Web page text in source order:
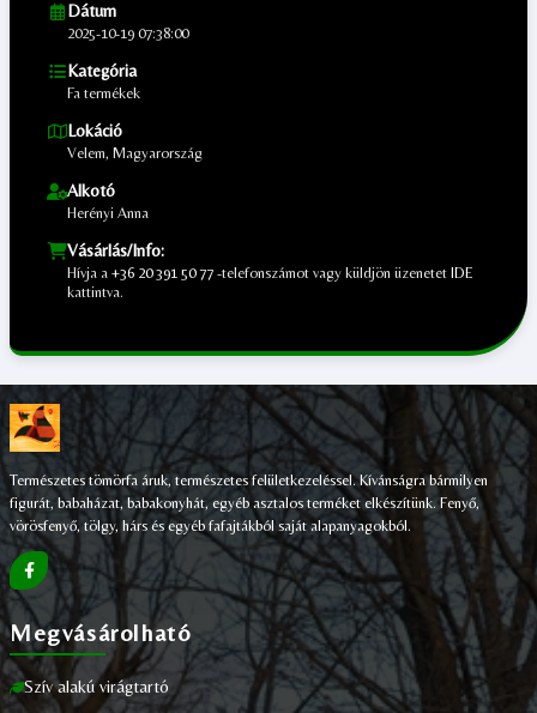
Dátum
2025-10-19 07:38:00
Kategória
Fa termékek
Lokáció
Velem, Magyarország
Alkotó
Herényi Anna
Vásárlás/Info:
Hívja a +36 20 391 50 77 -telefonszámot vagy küldjön üzenetet IDE
kattintva.
Természetes tömörfa áruk, természetes felületkezeléssel. Kívánságra bármilyen
figurát, babaházat, babakonyhát, egyéb asztalos terméket elkészítünk. Fenyő,
vörösfenyő, tölgy, hárs és egyéb fafajtákból saját alapanyagokból.
Megvásárolható
Szív alakú virágtartó